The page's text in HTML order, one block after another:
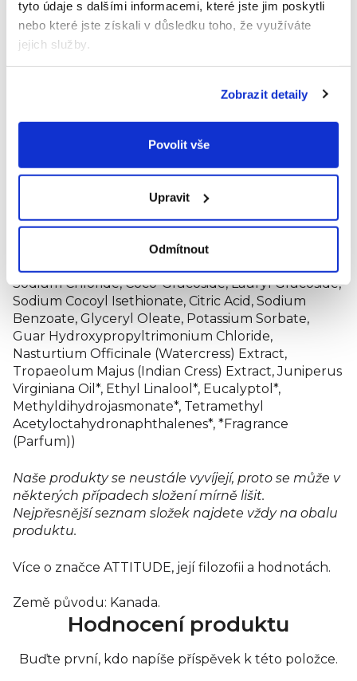
tyto údaje s dalšími informacemi, které jste jim poskytli
nebo které jste získali v důsledku toho, že využíváte
jejich služby.
Zobrazit detaily
Povolit vše
Upravit
Odmítnout
a přiměřené množství gelu vmasírujte do pokožky.
Pak opláchněte. Zabraňte kontaktu s očima. V
případě zasažení očí, důkladně vypláchněte vodou.
EWG VERIFIED: čisté přísady a složení, které je
transparentní. EWG ("EnvironmentalWorking
lidem vybírat jen ty zdravé, bezpečné a k
přírodě šetrné produkty.
Složení
Aqua / Water / Eau, Sodium Coco-Sulfate, Glycerin,
Sodium Chloride, Coco-Glucoside, Lauryl Glucoside,
Sodium Cocoyl Isethionate, Citric Acid, Sodium
Benzoate, Glyceryl Oleate, Potassium Sorbate,
Guar Hydroxypropyltrimonium Chloride,
Nasturtium Officinale (Watercress) Extract,
Tropaeolum Majus (Indian Cress) Extract, Juniperus
Virginiana Oil*, Ethyl Linalool*, Eucalyptol*,
Methyldihydrojasmonate*, Tetramethyl
Acetyloctahydronaphthalenes*, *Fragrance
(Parfum))
Naše produkty se neustále vyvíjejí, proto se může v
některých případech složení mírně lišit.
Nejpřesnější seznam složek najdete vždy na obalu
produktu.
Více o značce ATTITUDE, její filozofii a hodnotách.
Země původu: Kanada.
Hodnocení produktu
Buďte první, kdo napíše příspěvek k této položce.